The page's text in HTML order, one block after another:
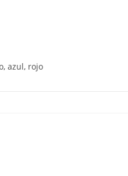
azul, rojo